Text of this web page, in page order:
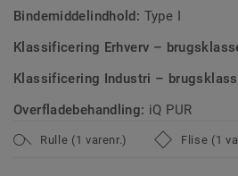
Bindemiddelindhold: Type I
Klassificering Erhverv –
Klassificering Industri –
Overfladebehandling: iQ PUR
Rulle (1 varenr.) Flise (1